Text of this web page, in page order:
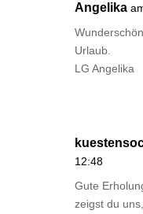
Angelika
Urlaub.
LG Angelika
12:48
Gute
zeigst du